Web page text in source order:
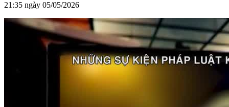
21:35 ngày 05/05/2026